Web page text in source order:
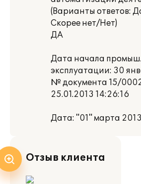
(Варианты ответов:
Скорее нет/Нет)
ДА
Дата начала
эксплуатации: 30
№ документа 15/
25.01.2013 14:26:16
Дата: "01" марта 2013
Отзыв клиента